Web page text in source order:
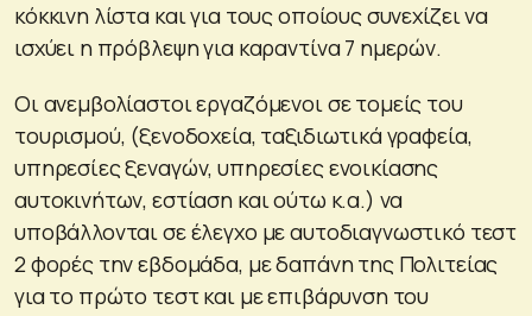
κόκκινη λίστα και για τους οποίους συνεχίζει να
ισχύει η πρόβλεψη για καραντίνα 7 ημερών.
Οι ανεμβολίαστοι εργαζόμενοι σε τομείς του
τουρισμού, (ξενοδοχεία, ταξιδιωτικά γραφεία,
υπηρεσίες ξεναγών, υπηρεσίες ενοικίασης
αυτοκινήτων, εστίαση και ούτω κ.α.) να
υποβάλλονται σε έλεγχο με αυτοδιαγνωστικό τεστ
2 φορές την εβδομάδα, με δαπάνη της Πολιτείας
για το πρώτο τεστ και με επιβάρυνση του